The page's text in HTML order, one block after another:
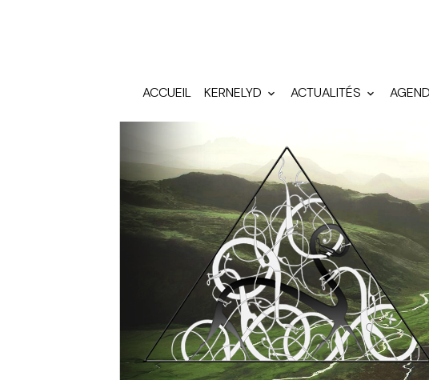
ACCUEIL KERNELYD ACTUALITÉS